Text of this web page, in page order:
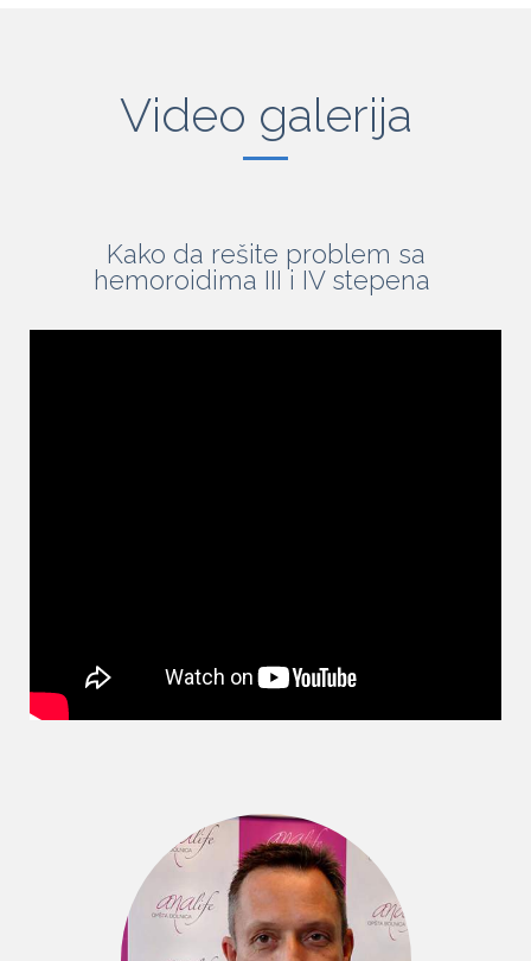
Video galerija
Kako da rešite problem sa
hemoroidima III i IV stepena